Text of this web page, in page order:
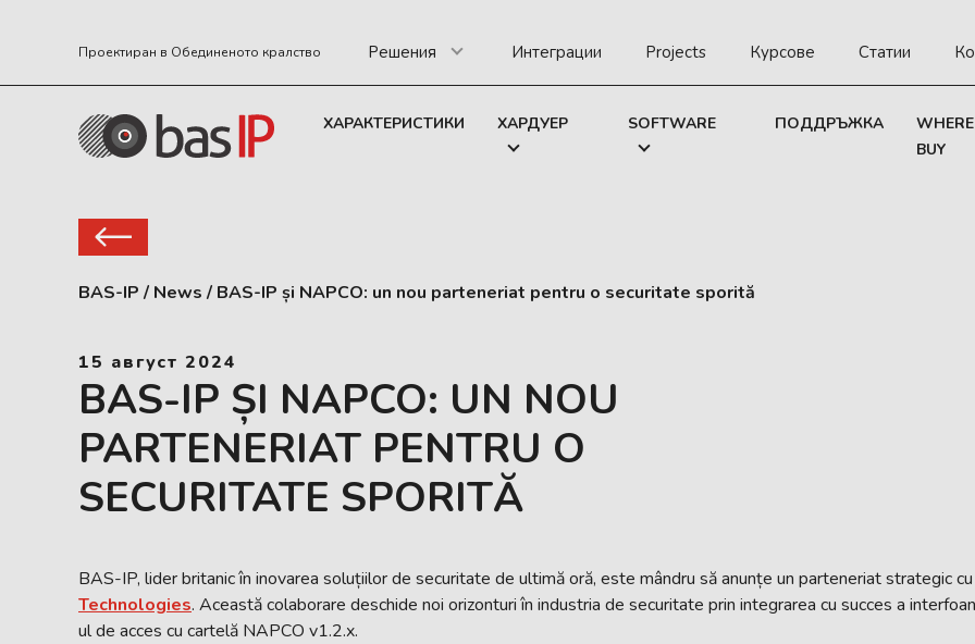
Проектиран в Обединеното кралство Решения Интеграции Projects Курсове Статии
ХАРАКТЕРИСТИКИ ХАРДУЕР SOFTWARE ПОДДРЪЖКА
BUY
BAS-IP / News / BAS-IP și NAPCO: un nou parteneriat pentru o securitate sporită
15 август 2024
BAS-IP ȘI NAPCO: UN NOU
PARTENERIAT PENTRU O
SECURITATE SPORITĂ
BAS-IP, lider britanic în inovarea soluțiilor de securitate de ultimă oră, este mândru să anunțe un parteneriat strategic cu
Technologies. Această colaborare deschide noi orizonturi în industria de securitate prin integrarea cu succes a
ul de acces cu cartelă NAPCO v1.2.x.